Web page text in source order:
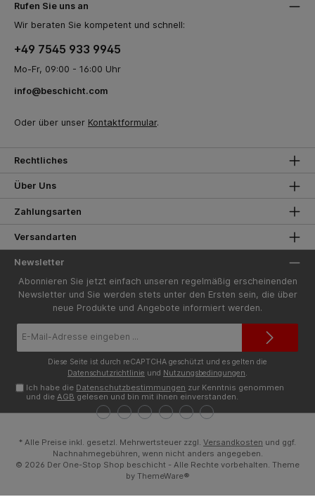
Rufen Sie uns an
Wir beraten Sie kompetent und schnell:
+49 7545 933 9945
Mo-Fr, 09:00 - 16:00 Uhr
info@beschicht.com
Oder über unser Kontaktformular.
Rechtliches
Über Uns
Zahlungsarten
Versandarten
Newsletter
Abonnieren Sie jetzt einfach unseren regelmäßig erscheinenden
Newsletter und Sie werden stets unter den Ersten sein, die über
neue Produkte und Angebote informiert werden.
Mail-
Diese Seite ist durch reCAPTCHA geschützt und es gelten die
Datenschutzrichtlinie und Nutzungsbedingungen.
Ich habe die Datenschutzbestimmungen zur Kenntnis genommen
und dieAGB gelesen und bin mit ihnen einverstanden.
* Alle Preise inkl. gesetzl. Mehrwertsteuer zzgl. Versandkosten und ggf.
Nachnahmegebühren, wenn nicht anders angegeben.
© 2026 Der One-Stop Shop beschicht - Alle Rechte vorbehalten. Theme
by ThemeWare®